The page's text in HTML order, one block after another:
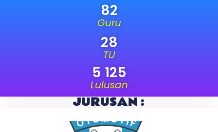
Guru
82
TU
28
Lulusan
5 125
JURUSAN :